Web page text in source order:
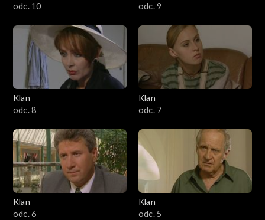
odc. 10
odc. 9
Klan
odc. 8
Klan
odc. 7
Klan
odc. 6
Klan
odc. 5